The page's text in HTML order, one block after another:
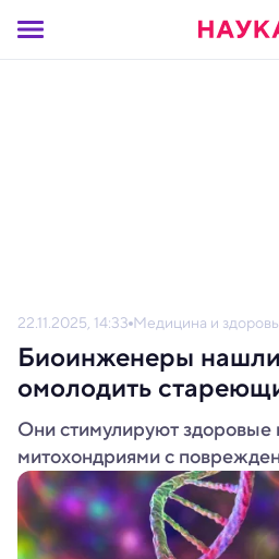
22.11.2025, 14:33 Медицина и
Биоинженеры
омолодить
Они стимулируют здоровые
митохондриями с